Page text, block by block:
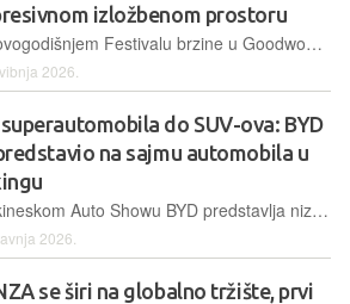
izložbenom prostoru
Na ovogodišnjem Festivalu brzine u Goodwoodu, BYD nastupa s tri brenda – BYD, Denza i Yangwang, smještena u izložbenom prostoru od 2016 kvadratnih metara, najvećem ikada na tom događanju
2026.
do SUV-ova: BYD
na sajmu automobila u
Na kineskom Auto Showu BYD predstavlja niz novih modela svih svojih marki kojima pokazuje najnovija tehnološka dostignuća; BYD Ocean, BYD Dynasty, Denza, Fangchengbao i Yangwang
2026.
se širi na globalno tržište, prvi